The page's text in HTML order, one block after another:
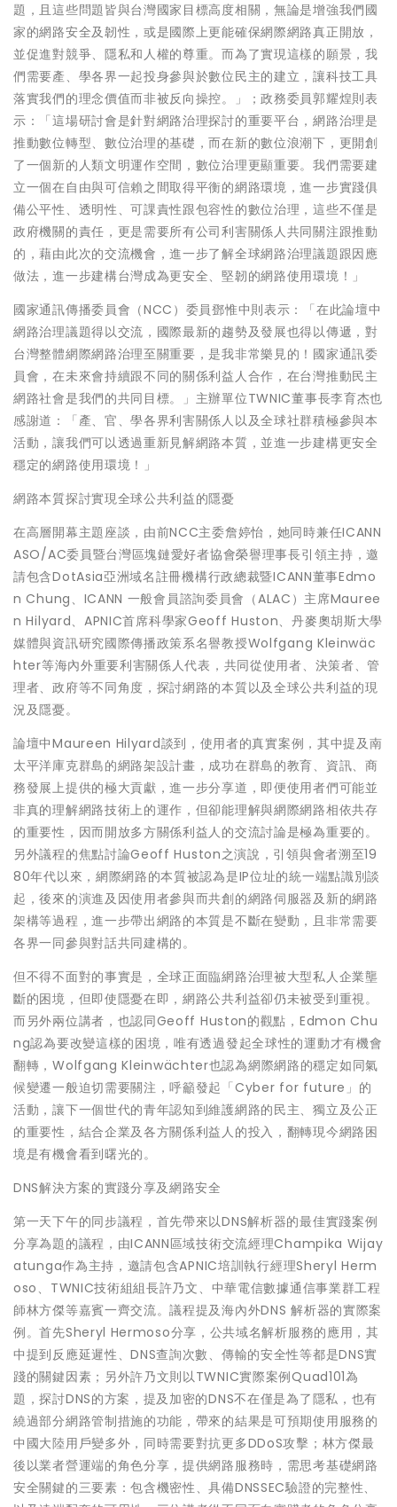
題，且這些問題皆與台灣國家目標高度相關，無論是增強我們國
家的網路安全及韌性，或是國際上更能確保網際網路真正開放，
並促進對競爭、隱私和人權的尊重。而為了實現這樣的願景，我
們需要產、學各界一起投身參與於數位民主的建立，讓科技工具
落實我們的理念價值而非被反向操控。」；政務委員郭耀煌則表
示：「這場研討會是針對網路治理探討的重要平台，網路治理是
推動數位轉型、數位治理的基礎，而在新的數位浪潮下，更開創
了一個新的人類文明運作空間，數位治理更顯重要。我們需要建
立一個在自由與可信賴之間取得平衡的網路環境，進一步實踐俱
備公平性、透明性、可課責性跟包容性的數位治理，這些不僅是
政府機關的責任，更是需要所有公司利害關係人共同關注跟推動
的，藉由此次的交流機會，進一步了解全球網路治理議題跟因應
做法，進一步建構台灣成為更安全、堅韌的網路使用環境！」
國家通訊傳播委員會（NCC）委員鄧惟中則表示：「在此論壇中
網路治理議題得以交流，國際最新的趨勢及發展也得以傳遞，對
台灣整體網際網路治理至關重要，是我非常樂見的！國家通訊委
員會，在未來會持續跟不同的關係利益人合作，在台灣推動民主
網路社會是我們的共同目標。」主辦單位TWNIC董事長李育杰也
感謝道：「產、官、學各界利害關係人以及全球社群積極參與本
活動，讓我們可以透過重新見解網路本質，並進一步建構更安全
穩定的網路使用環境！」
網路本質探討實現全球公共利益的隱憂
在高層開幕主題座談，由前NCC主委詹婷怡，她同時兼任ICANN
ASO/AC委員暨台灣區塊鏈愛好者協會榮譽理事長引領主持，邀
請包含DotAsia亞洲域名註冊機構行政總裁暨ICANN董事Edmo
n Chung、ICANN 一般會員諮詢委員會（ALAC）主席Mauree
n Hilyard、APNIC首席科學家Geoff Huston、丹麥奧胡斯大學
媒體與資訊研究國際傳播政策系名譽教授Wolfgang Kleinwäc
hter等海內外重要利害關係人代表，共同從使用者、決策者、管
理者、政府等不同角度，探討網路的本質以及全球公共利益的現
況及隱憂。
論壇中Maureen Hilyard談到，使用者的真實案例，其中提及南
太平洋庫克群島的網路架設計畫，成功在群島的教育、資訊、商
務發展上提供的極大貢獻，進一步分享道，即便使用者們可能並
非真的理解網路技術上的運作，但卻能理解與網際網路相依共存
的重要性，因而開放多方關係利益人的交流討論是極為重要的。
另外議程的焦點討論Geoff Huston之演說，引領與會者溯至19
80年代以來，網際網路的本質被認為是IP位址的統一端點識別談
起，後來的演進及因使用者參與而共創的網路伺服器及新的網路
架構等過程，進一步帶出網路的本質是不斷在變動，且非常需要
各界一同參與對話共同建構的。
但不得不面對的事實是，全球正面臨網路治理被大型私人企業壟
斷的困境，但即使隱憂在即，網路公共利益卻仍未被受到重視。
而另外兩位講者，也認同Geoff Huston的觀點，Edmon Chu
ng認為要改變這樣的困境，唯有透過發起全球性的運動才有機會
翻轉，Wolfgang Kleinwächter也認為網際網路的穩定如同氣
候變遷一般迫切需要關注，呼籲發起「Cyber for future」的
活動，讓下一個世代的青年認知到維護網路的民主、獨立及公正
的重要性，結合企業及各方關係利益人的投入，翻轉現今網路困
境是有機會看到曙光的。
DNS解決方案的實踐分享及網路安全
第一天下午的同步議程，首先帶來以DNS解析器的最佳實踐案例
分享為題的議程，由ICANN區域技術交流經理Champika Wijay
atunga作為主持，邀請包含APNIC培訓執行經理Sheryl Herm
oso、TWNIC技術組組長許乃文、中華電信數據通信事業群工程
師林方傑等嘉賓一齊交流。議程提及海內外DNS 解析器的實際案
例。首先Sheryl Hermoso分享，公共域名解析服務的應用，其
中提到反應延遲性、DNS查詢次數、傳輸的安全性等都是DNS實
踐的關鍵因素；另外許乃文則以TWNIC實際案例Quad101為
題，探討DNS的方案，提及加密的DNS不在僅是為了隱私，也有
繞過部分網路管制措施的功能，帶來的結果是可預期使用服務的
中國大陸用戶變多外，同時需要對抗更多DDoS攻擊；林方傑最
後以業者營運端的角色分享，提供網路服務時，需思考基礎網路
安全關鍵的三要素：包含機密性、具備DNSSEC驗證的完整性、